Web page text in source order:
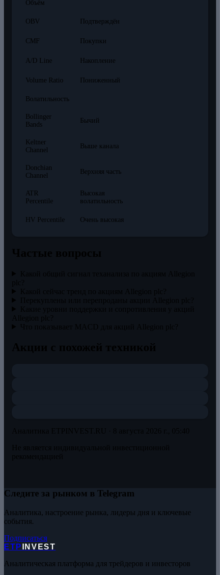
Объём
OBV Подтверждён
CMF Покупки
A/D Line Накопление
Volume Ratio Пониженный
Волатильность
Bollinger
Bands
Бычий
Keltner
Channel
Выше канала
Donchian
Channel
Верхняя часть
ATR
Percentile
Высокая
волатильность
HV Percentile Очень высокая
Следите за рынком в Telegram
Аналитика, настроение рынка, лидеры дня и ключевые
события.
Подписаться
ETP
INVEST
Аналитическая платформа для трейдеров и инвесторов